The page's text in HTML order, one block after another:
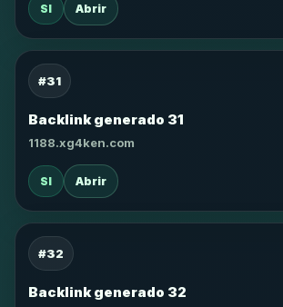
SI Abrir
#31
Backlink generado 31
1188.xg4ken.com
SI Abrir
#32
Backlink generado 32